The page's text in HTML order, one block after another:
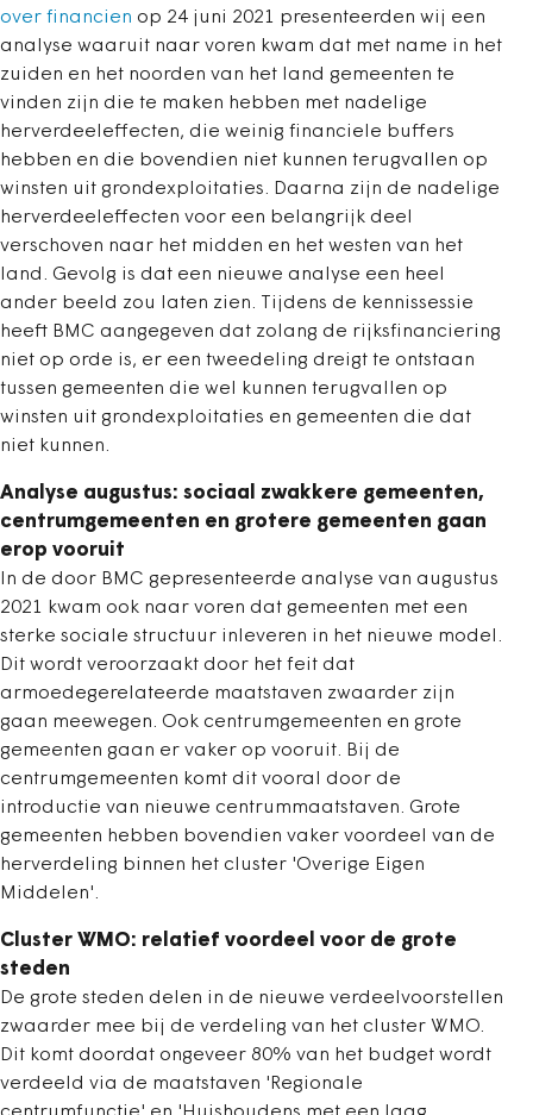
over financien op 24 juni 2021 presenteerden wij een
analyse waaruit naar voren kwam dat met name in het
zuiden en het noorden van het land gemeenten te
vinden zijn die te maken hebben met nadelige
herverdeeleffecten, die weinig financiele buffers
hebben en die bovendien niet kunnen terugvallen op
winsten uit grondexploitaties. Daarna zijn de nadelige
herverdeeleffecten voor een belangrijk deel
verschoven naar het midden en het westen van het
land. Gevolg is dat een nieuwe analyse een heel
ander beeld zou laten zien. Tijdens de kennissessie
heeft BMC aangegeven dat zolang de rijksfinanciering
niet op orde is, er een tweedeling dreigt te ontstaan
tussen gemeenten die wel kunnen terugvallen op
winsten uit grondexploitaties en gemeenten die dat
niet kunnen.
Analyse augustus: sociaal zwakkere gemeenten,
centrumgemeenten en grotere gemeenten gaan
erop vooruit
In de door BMC gepresenteerde analyse van augustus
2021 kwam ook naar voren dat gemeenten met een
sterke sociale structuur inleveren in het nieuwe model.
Dit wordt veroorzaakt door het feit dat
armoedegerelateerde maatstaven zwaarder zijn
gaan meewegen. Ook centrumgemeenten en grote
gemeenten gaan er vaker op vooruit. Bij de
centrumgemeenten komt dit vooral door de
introductie van nieuwe centrummaatstaven. Grote
gemeenten hebben bovendien vaker voordeel van de
herverdeling binnen het cluster 'Overige Eigen
Middelen'.
Cluster WMO: relatief voordeel voor de grote
steden
De grote steden delen in de nieuwe verdeelvoorstellen
zwaarder mee bij de verdeling van het cluster WMO.
Dit komt doordat ongeveer 80% van het budget wordt
verdeeld via de maatstaven 'Regionale